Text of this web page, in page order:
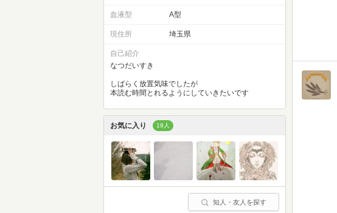
血液型 A型
現住所 埼玉県
自己紹介
なつだいすき
しばらく放置気味でしたが
本読む時間とれるようにしていきたいです
お気に入り 19人
知人・友人を探す